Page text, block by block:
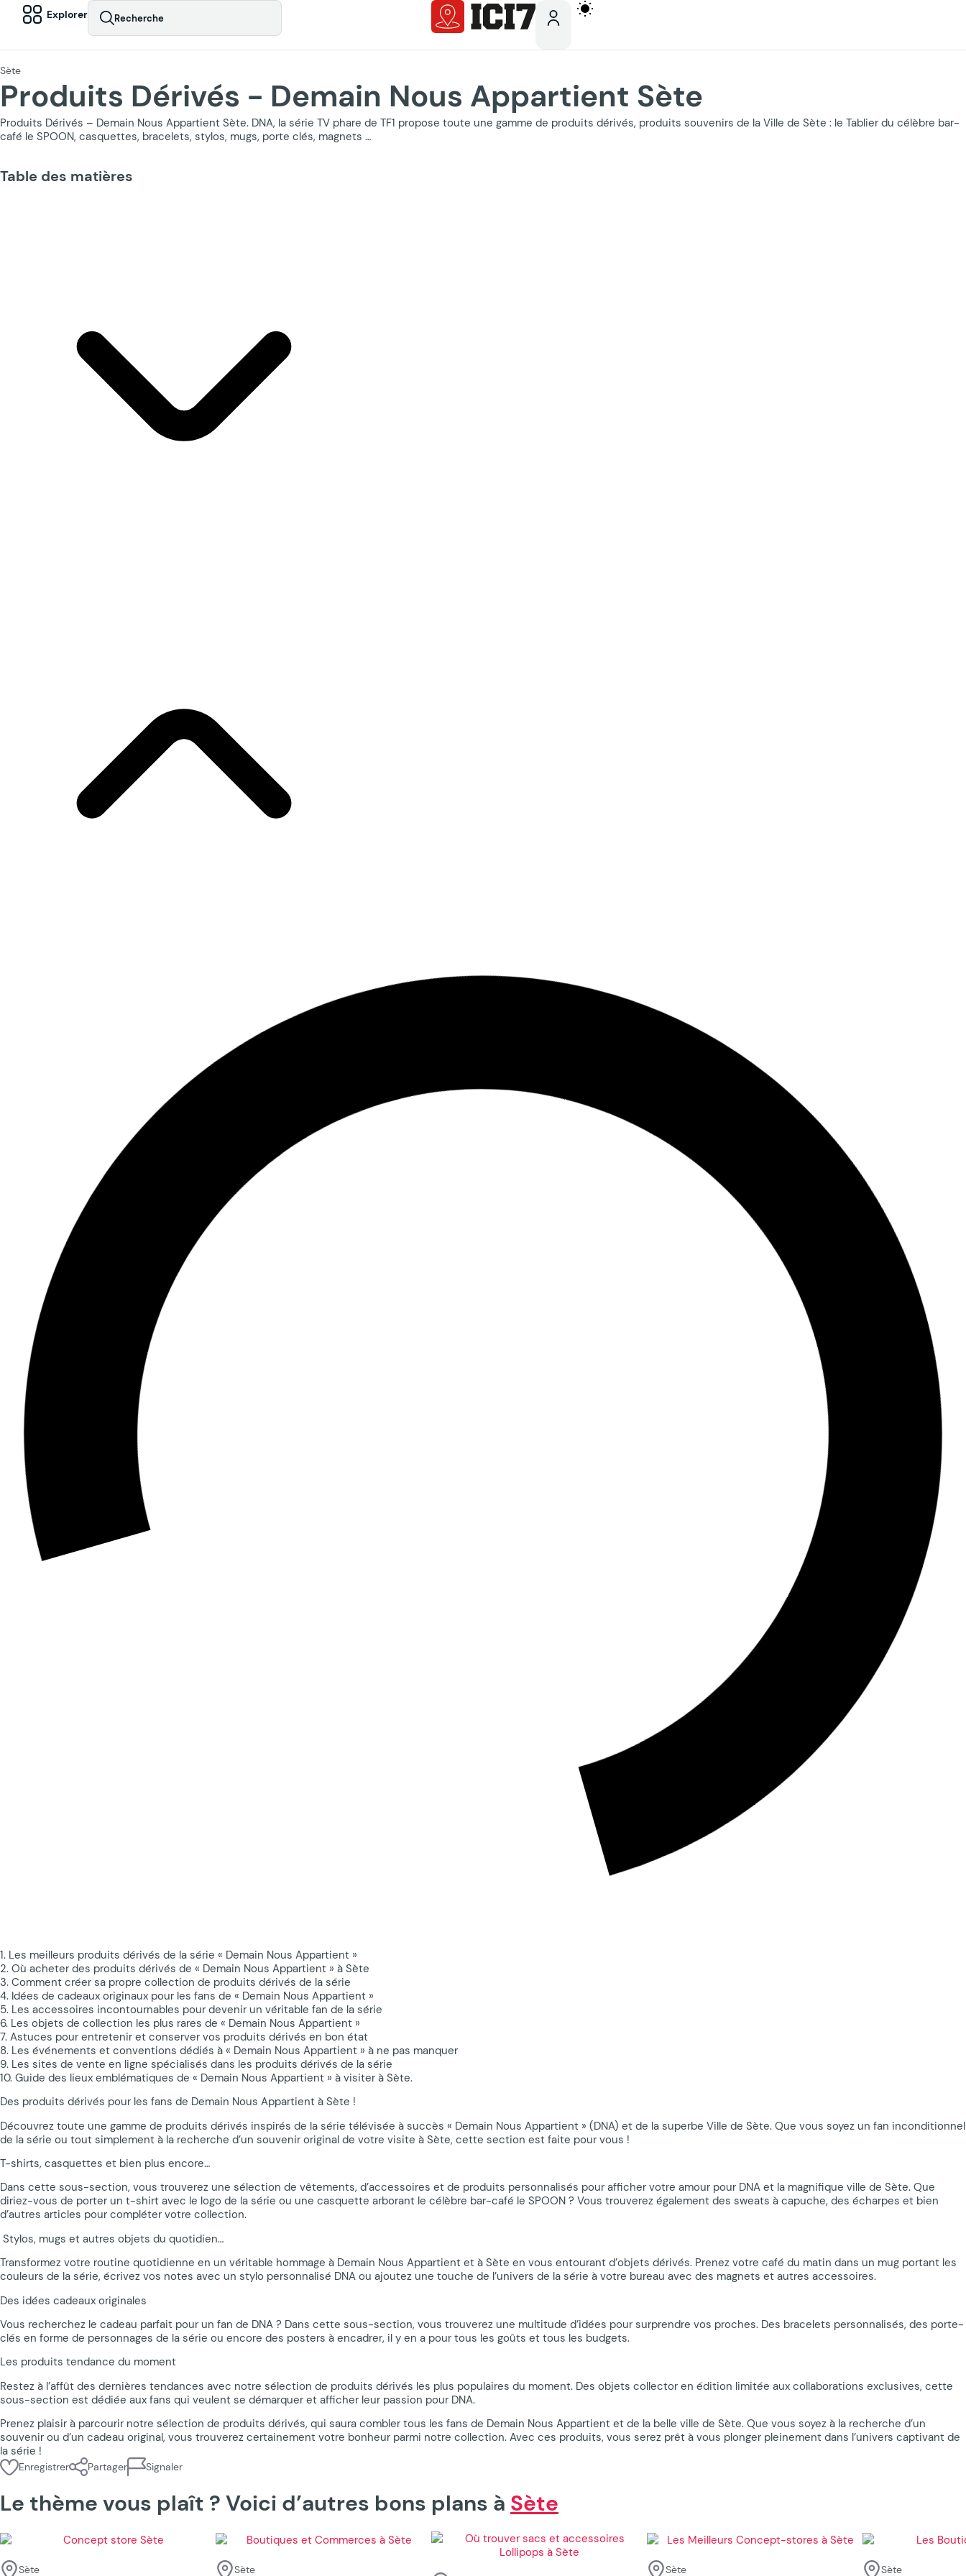
Explorer Recherche
Sète
Produits Dérivés - Demain Nous Appartient Sète
Produits Dérivés – Demain Nous Appartient Sète. DNA, la série TV phare de TF1 propose toute une gamme de produits dérivés, produits souvenirs de la Ville de Sète : le Tablier du célèbre bar-
café le SPOON, casquettes, bracelets, stylos, mugs, porte clés, magnets …
Table des matières
1. Les meilleurs produits dérivés de la série « Demain Nous Appartient »
2. Où acheter des produits dérivés de « Demain Nous Appartient » à Sète
3. Comment créer sa propre collection de produits dérivés de la série
4. Idées de cadeaux originaux pour les fans de « Demain Nous Appartient »
5. Les accessoires incontournables pour devenir un véritable fan de la série
6. Les objets de collection les plus rares de « Demain Nous Appartient »
7. Astuces pour entretenir et conserver vos produits dérivés en bon état
8. Les événements et conventions dédiés à « Demain Nous Appartient » à ne pas manquer
9. Les sites de vente en ligne spécialisés dans les produits dérivés de la série
10. Guide des lieux emblématiques de « Demain Nous Appartient » à visiter à Sète.
Des produits dérivés pour les fans de Demain Nous Appartient à Sète !
Découvrez toute une gamme de produits dérivés inspirés de la série télévisée à succès « Demain Nous Appartient » (DNA) et de la superbe Ville de Sète. Que vous soyez un fan inconditionnel
de la série ou tout simplement à la recherche d’un souvenir original de votre visite à Sète, cette section est faite pour vous !
T-shirts, casquettes et bien plus encore…
Dans cette sous-section, vous trouverez une sélection de vêtements, d’accessoires et de produits personnalisés pour afficher votre amour pour DNA et la magnifique ville de Sète. Que
diriez-vous de porter un t-shirt avec le logo de la série ou une casquette arborant le célèbre bar-café le SPOON ? Vous trouverez également des sweats à capuche, des écharpes et bien
d’autres articles pour compléter votre collection.
️ Stylos, mugs et autres objets du quotidien…
Transformez votre routine quotidienne en un véritable hommage à Demain Nous Appartient et à Sète en vous entourant d’objets dérivés. Prenez votre café du matin dans un mug portant les
couleurs de la série, écrivez vos notes avec un stylo personnalisé DNA ou ajoutez une touche de l’univers de la série à votre bureau avec des magnets et autres accessoires.
Des idées cadeaux originales
Vous recherchez le cadeau parfait pour un fan de DNA ? Dans cette sous-section, vous trouverez une multitude d’idées pour surprendre vos proches. Des bracelets personnalisés, des porte-
clés en forme de personnages de la série ou encore des posters à encadrer, il y en a pour tous les goûts et tous les budgets.
Les produits tendance du moment
Restez à l’affût des dernières tendances avec notre sélection de produits dérivés les plus populaires du moment. Des objets collector en édition limitée aux collaborations exclusives, cette
sous-section est dédiée aux fans qui veulent se démarquer et afficher leur passion pour DNA.
Prenez plaisir à parcourir notre sélection de produits dérivés, qui saura combler tous les fans de Demain Nous Appartient et de la belle ville de Sète. Que vous soyez à la recherche d’un
souvenir ou d’un cadeau original, vous trouverez certainement votre bonheur parmi notre collection. Avec ces produits, vous serez prêt à vous plonger pleinement dans l’univers captivant de
la série !
Enregistrer Partager Signaler
Le thème vous plaît ? Voici d’autres bons plans à Sète
Sète
Sète
Sète Sète